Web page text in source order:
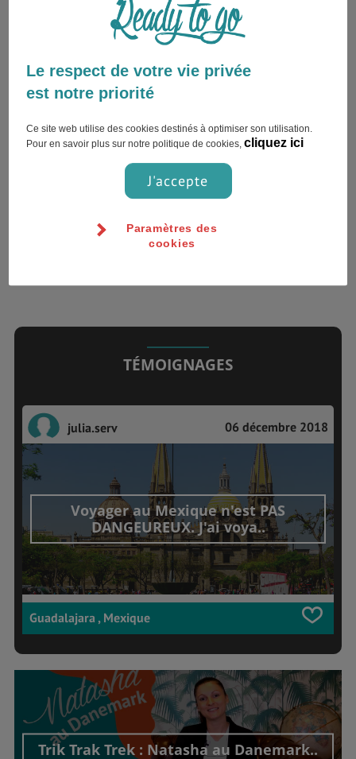
Escapade à Copenhague..
Copenhague , Danemark
TÉMOIGNAGES
julia.serv 06 décembre 2018
Voyager au Mexique n'est PAS
DANGEUREUX. J'ai voya..
Guadalajara , Mexique
Trik Trak Trek : Natasha au Danemark..
Le respect de votre vie privée
est notre priorité
Ce site web utilise des cookies destinés à optimiser son utilisation.
Pour en savoir plus sur notre politique de cookies,cliquez ici
J'accepte
Paramètres des
cookies